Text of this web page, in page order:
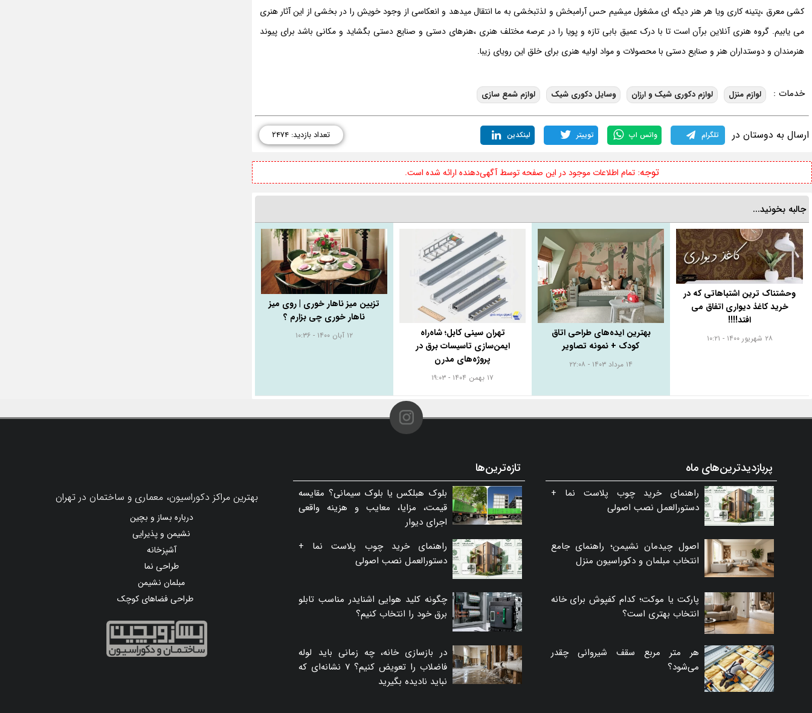
کشی معرق ،پتینه کاری ویا هر هنر دیگه ای مشغول میشیم حس آرامبخش و لذتبخشی به ما انتقال میدهد و انعکاسی از وجود خویش را در بخشی از این آثار هنری
می یابیم. گروه هنری آنلاین برآن است تا با درک عمیق بابی تازه و پویا را در عرصه مختلف هنری ،هنرهای دستی و صنایع دستی بگشاید و مکانی باشد برای پیوند
هنرمندان و دوستداران هنر و صنایع دستی با محصولات و مواد اولیه هنری برای خلق این رویای زیبا.
خدمات : لوازم منزل لوازم دکوری شیک و ارزان وسایل دکوری شیک لوازم شمع سازی
ارسال به دوستان در تلگرام واتس اپ توییتر لینکدین تعداد بازدید: ۲۴۷۴
توجه:تمام اطلاعات موجود در این صفحه توسط آگهی‌دهنده ارائه شده است.
جالبه بخونید...
وحشتناک ترین اشتباهاتی که در
خرید کاغذ دیواری اتفاق می
افتد!!!!
۲۸ شهریور ۱۴۰۰ - ۱۰:۲۱
بهترین ایده‌های طراحی اتاق
کودک + نمونه تصاویر
۱۴ مرداد ۱۴۰۳ - ۲۲:۰۸
تهران سینی کابل؛ شاه‌راه
ایمن‌سازی تاسیسات برق در
پروژه‌های مدرن
۱۷ بهمن ۱۴۰۴ - ۱۹:۰۳
تزیین میز ناهار خوری | روی میز
ناهار خوری چی بزارم ؟
۱۲ آبان ۱۴۰۰ - ۱۰:۳۶
پربازدیدترین‌های ماه
راهنمای خرید چوب پلاست نما +
دستورالعمل نصب اصولی
اصول چیدمان نشیمن؛ راهنمای جامع
انتخاب مبلمان و دکوراسیون منزل
پارکت یا موکت؛ کدام کفپوش برای خانه
انتخاب بهتری است؟
هر متر مربع سقف شیروانی چقدر
می‌شود؟
تازه‌ترین‌ها
بلوک هبلکس یا بلوک سیمانی؟ مقایسه
قیمت، مزایا، معایب و هزینه واقعی
اجرای دیوار
راهنمای خرید چوب پلاست نما +
دستورالعمل نصب اصولی
چگونه کلید هوایی اشنایدر مناسب تابلو
برق خود را انتخاب کنیم؟
در بازسازی خانه، چه زمانی باید لوله
فاضلاب را تعویض کنیم؟ ۷ نشانه‌ای که
نباید نادیده بگیرید
بهترین مراکز دکوراسیون، معماری و ساختمان در تهران
درباره بساز و بچین
نشیمن و پذیرایی
آشپزخانه
طراحی نما
مبلمان نشیمن
طراحی فضاهای کوچک